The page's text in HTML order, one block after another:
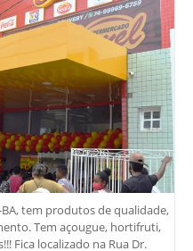
tem produtos de qualidade,
Tem açougue, hortifruti,
Fica localizado na Rua Dr.